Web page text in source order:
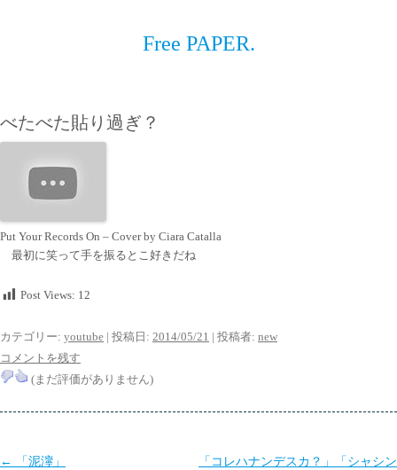
Free PAPER.
べたべた貼り過ぎ？
Put Your Records On – Cover by Ciara Catalla
最初に笑って手を振るとこ好きだね
Post Views: 12
カテゴリー: youtube | 投稿日: 2014/05/21 | 投稿者: new
コメントを残す
(まだ評価がありません)
投
← 「泥濘」
「コレハナンデスカ？」「シャシン